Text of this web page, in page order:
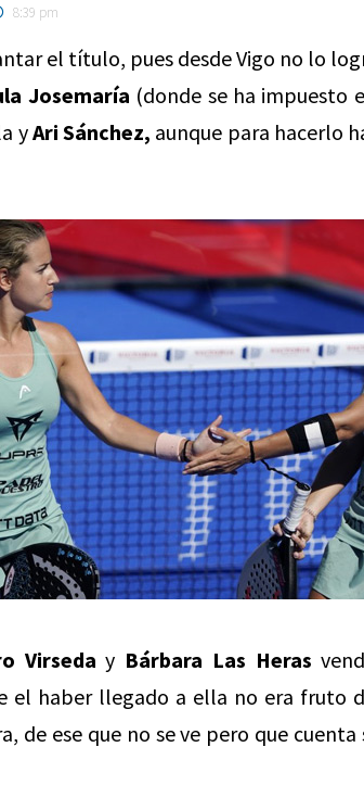
8:39 pm
el título, pues desde Vigo no lo
Josemaría (donde se ha impuesto
yAri Sánchez, aunque para hacerlo
Virseda y Bárbara Las Heras
el haber llegado a ella no era fruto
de ese que no se ve pero que